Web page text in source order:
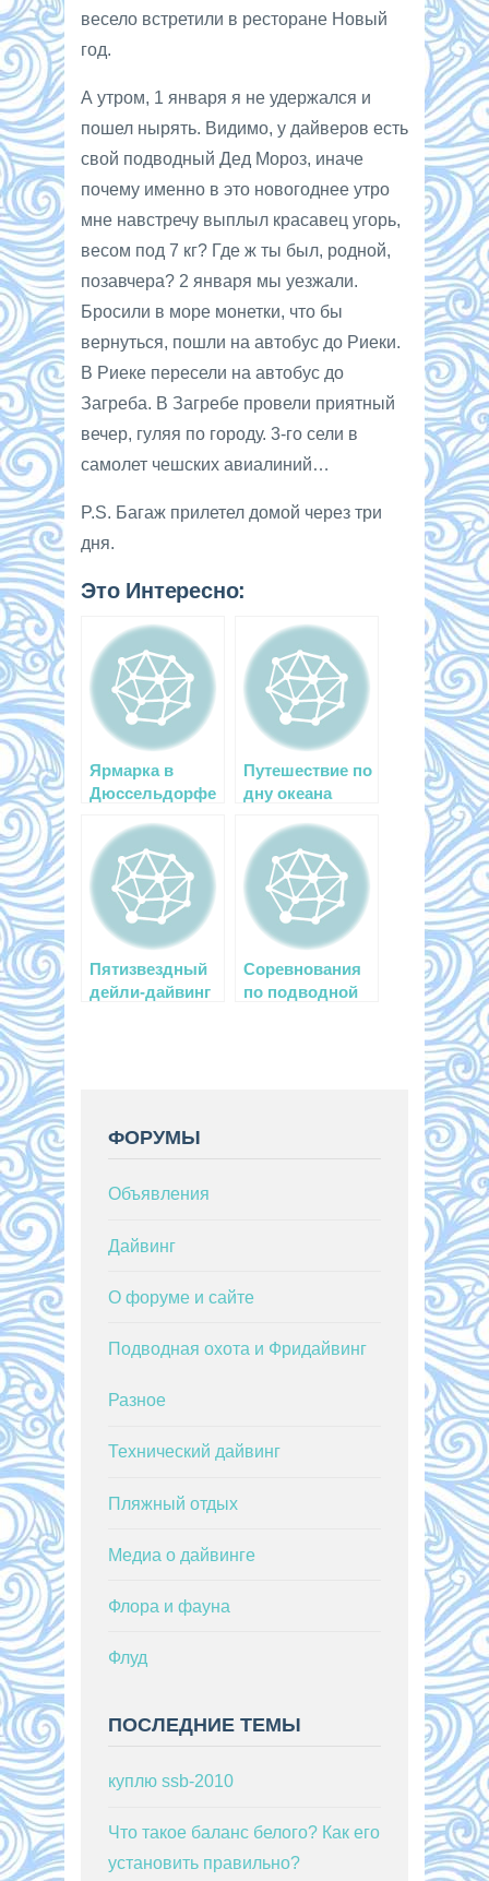
весело встретили в ресторане Новый
год.
А утром, 1 января я не удержался и
пошел нырять. Видимо, у дайверов есть
свой подводный Дед Мороз, иначе
почему именно в это новогоднее утро
мне навстречу выплыл красавец угорь,
весом под 7 кг? Где ж ты был, родной,
позавчера? 2 января мы уезжали.
Бросили в море монетки, что бы
вернуться, пошли на автобус до Риеки.
В Риеке пересели на автобус до
Загреба. В Загребе провели приятный
вечер, гуляя по городу. 3-го сели в
самолет чешских авиалиний…
P.S. Багаж прилетел домой через три
дня.
Это Интересно:
Ярмарка в
Дюссельдорфе
мир
развлечений на
воде
Путешествие по
дну океана
Пятизвездный
дейли-дайвинг
Соревнования
по подводной
ФОРУМЫ
Объявления
Дайвинг
О форуме и сайте
Подводная охота и Фридайвинг
Разное
Технический дайвинг
Пляжный отдых
Медиа о дайвинге
Флора и фауна
Флуд
ПОСЛЕДНИЕ ТЕМЫ
куплю ssb-2010
Что такое баланс белого? Как его
установить правильно?